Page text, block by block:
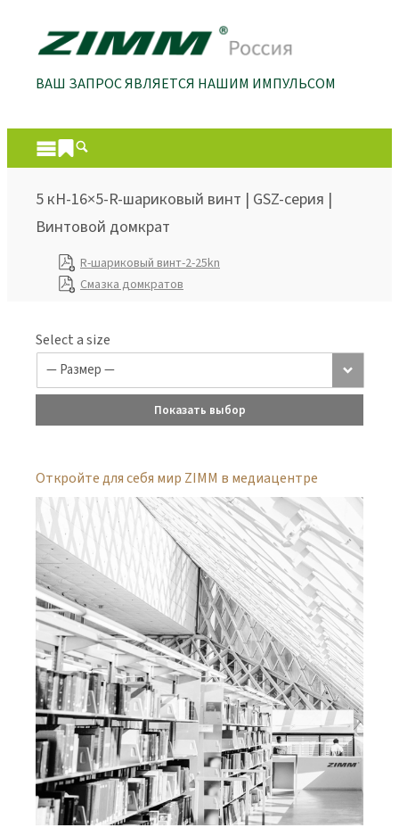
ВАШ ЗАПРОС ЯВЛЯЕТСЯ НАШИМ ИМПУЛЬСОМ
5 кН-16×5-R-шариковый винт | GSZ-серия |
Винтовой домкрат
R-шариковый винт-2-25kn
Смазка домкратов
Select a size
Показать выбор
Откройте для себя мир ZIMM в медиацентре